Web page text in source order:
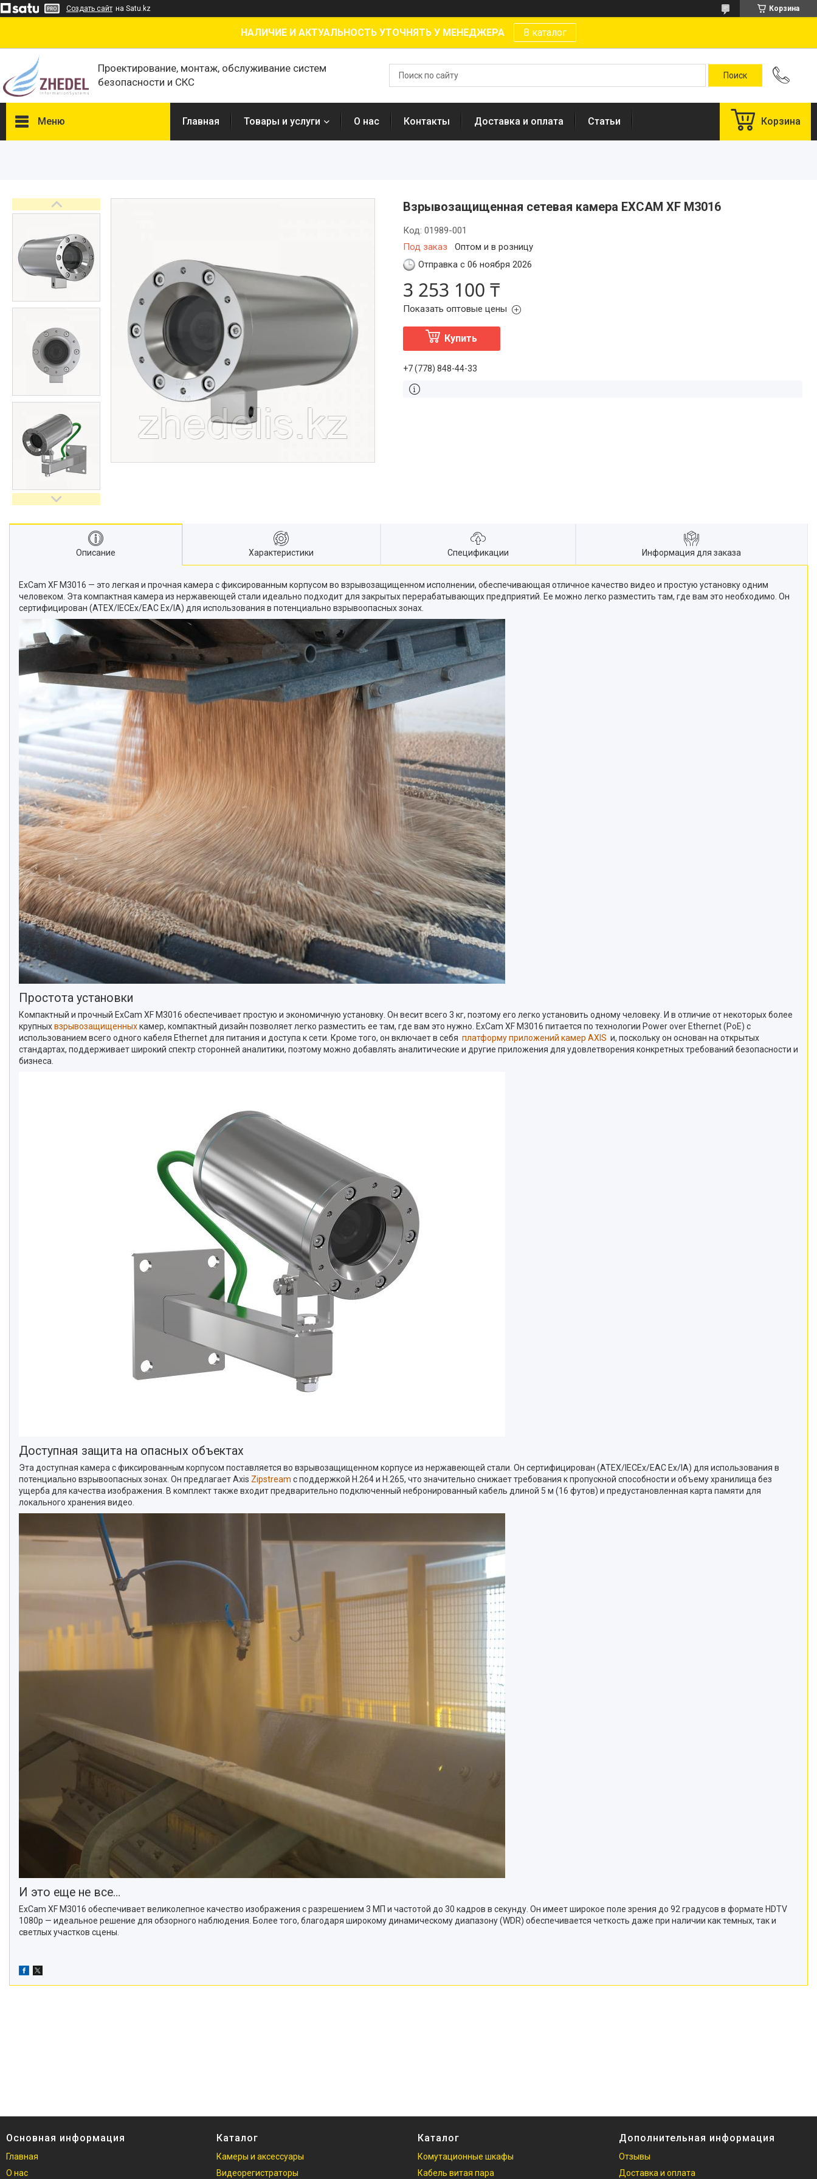
Создать сайт на Satu.kz Корзина
НАЛИЧИЕ И АКТУАЛЬНОСТЬ УТОЧНЯТЬ У МЕНЕДЖЕРА В каталог
Проектирование, монтаж, обслуживание систем
безопасности и СКС
Меню
Сертификаты
Главная Товары и услуги О нас Контакты Доставка и оплата Статьи Корзина
Взрывозащищенная сетевая камера EXCAM XF M3016
Под заказ Оптом и в розницу
Код: 01989-001
Отправка с 06 ноября 2026
3 253 100 ₸
Показать оптовые цены
Купить
+7 (778) 848-44-33
Описание Характеристики Спецификации Информация для заказа
ExCam XF M3016 — это легкая и прочная камера с фиксированным корпусом во взрывозащищенном исполнении, обеспечивающая отличное качество видео и простую установку одним
человеком. Эта компактная камера из нержавеющей стали идеально подходит для закрытых перерабатывающих предприятий. Ее можно легко разместить там, где вам это необходимо. Он
сертифицирован (ATEX/IECEx/EAC Ex/IA) для использования в потенциально взрывоопасных зонах.
Простота установки
Компактный и прочный ExCam XF M3016 обеспечивает простую и экономичную установку. Он весит всего 3 кг, поэтому его легко установить одному человеку. И в отличие от некоторых более
крупныхвзрывозащищенныхкамер, компактный дизайн позволяет легко разместить ее там, где вам это нужно. ExCam XF M3016 питается по технологии Power over Ethernet (PoE) с
использованием всего одного кабеля Ethernet для питания и доступа к сети. Кроме того, он включает в себя платформу приложений камер AXIS и, поскольку он основан на открытых
стандартах, поддерживает широкий спектр сторонней аналитики, поэтому можно добавлять аналитические и другие приложения для удовлетворения конкретных требований безопасности и
бизнеса.
Доступная защита на опасных объектах
Эта доступная камера с фиксированным корпусом поставляется во взрывозащищенном корпусе из нержавеющей стали. Он сертифицирован (ATEX/IECEx/EAC Ex/IA) для использования в
потенциально взрывоопасных зонах. Он предлагает Axis Zipstream с поддержкой H.264 и H.265, что значительно снижает требования к пропускной способности и объему хранилища без
ущерба для качества изображения. В комплект также входит предварительно подключенный небронированный кабель длиной 5 м (16 футов) и предустановленная карта памяти для
локального хранения видео.
И это еще не все…
ExCam XF M3016 обеспечивает великолепное качество изображения с разрешением 3 МП и частотой до 30 кадров в секунду. Он имеет широкое поле зрения до 92 градусов в формате HDTV
1080p — идеальное решение для обзорного наблюдения. Более того, благодаря широкому динамическому диапазону (WDR) обеспечивается четкость даже при наличии как темных, так и
светлых участков сцены.
Основная информация
Главная
О нас
Каталог
Камеры и аксессуары
Видеорегистраторы
Каталог
Комутационные шкафы
Кабель витая пара
Дополнительная информация
Отзывы
Доставка и оплата